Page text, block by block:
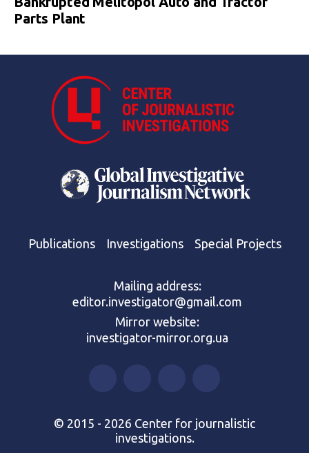
Parts Plant
Publications Investigations Special Projects
Mailing address:
editor.investigator@gmail.com
Mirror website:
investigator-mirror.org.ua
© 2015 - 2026 Center for journalistic
investigations.